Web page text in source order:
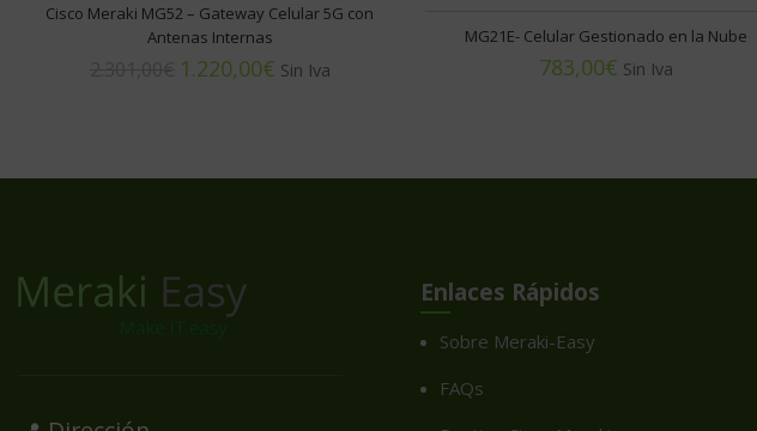
Cisco Meraki MG52 – Gateway Celular 5G con
Antenas Internas
1.220,00€
MG21E- Celular Gestionado en la Nube
€
Enlaces Rápidos
Sobre Meraki-Easy
FAQs